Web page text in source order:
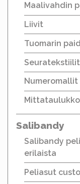
Maalivahdin
Liivit
Tuomarin
Seuratekstiilit
Numeromallit
Mittataulukko
Salibandy
Salibandy
erilaista
Peliasut